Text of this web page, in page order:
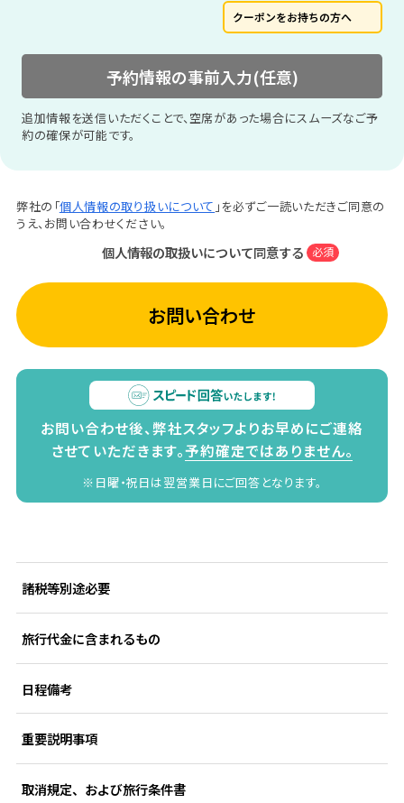
クーポンをお持ちの方へ
予約情報の事前入力(任意)
追加情報を送信いただくことで、空席があった場合にスムーズなご予
約の確保が可能です。
弊社の「個人情報の取り扱いについて 」を必ずご一読いただきご同意の
うえ、お問い合わせください。
個人情報の取扱いについて同意する 必須
お問い合わせ
お問い合わせ後、弊社スタッフよりお早めにご連絡
させていただきます。予約確定ではありません。
※日曜・祝日は翌営業日にご回答となります。
諸税等別途必要
旅行代金に含まれるもの
日程備考
重要説明事項
取消規定、および旅行条件書